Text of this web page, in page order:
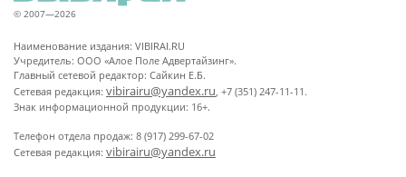
© 2007—2026
Наименование издания: VIBIRAI.RU
Учредитель: ООО «Алое Поле Адвертайзинг».
Главный сетевой редактор: Сайкин Е.Б.
Сетевая редакция: vibirairu@yandex.ru, +7 (351) 247-11-11.
Знак информационной продукции: 16+.
Телефон отдела продаж: 8 (917) 299-67-02
Сетевая редакция: vibirairu@yandex.ru